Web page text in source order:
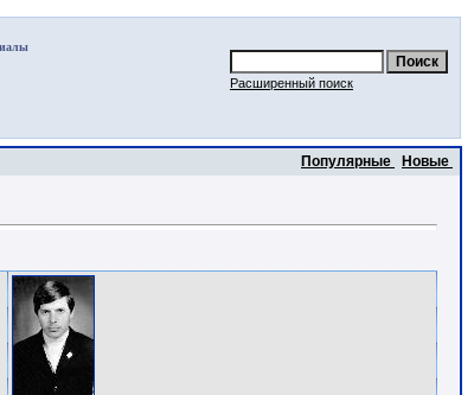
Расширенный поиск
Популярные
Новые